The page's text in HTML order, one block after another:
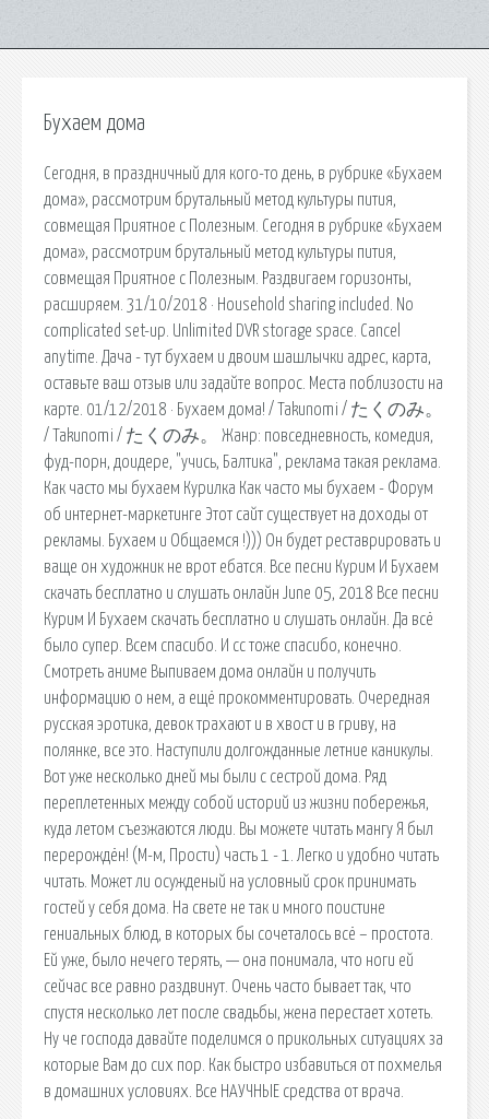
Бухаем дома
Сегодня, в праздничный для кого-то день, в рубрике «Бухаем
дома», рассмотрим брутальный метод культуры пития,
совмещая Приятное с Полезным. Сегодня в рубрике «Бухаем
дома», рассмотрим брутальный метод культуры пития,
совмещая Приятное с Полезным. Раздвигаем горизонты,
расширяем. 31/10/2018 · Household sharing included. No
complicated set-up. Unlimited DVR storage space. Cancel
anytime. Дача - тут бухаем и двоим шашлычки адрес, карта,
оставьте ваш отзыв или задайте вопрос. Места поблизости на
карте. 01/12/2018 · Бухаем дома! / Takunomi / たくのみ。
/ Takunomi / たくのみ。 Жанр: повседневность, комедия,
фуд-порн, доидере, "учись, Балтика", реклама такая реклама.
Как часто мы бухаем Курилка Как часто мы бухаем - Форум
об интернет-маркетинге Этот сайт существует на доходы от
рекламы. Бухаем и Общаемся !))) Он будет реставрировать и
ваще он художник не врот ебатся. Все песни Курим И Бухаем
скачать бесплатно и слушать онлайн June 05, 2018 Все песни
Курим И Бухаем скачать бесплатно и слушать онлайн. Да всё
было супер. Всем спасибо. И сс тоже спасибо, конечно.
Смотреть аниме Выпиваем дома онлайн и получить
информацию о нем, а ещё прокомментировать. Очередная
русская эротика, девок трахают и в хвост и в гриву, на
полянке, все это. Наступили долгожданные летние каникулы.
Вот уже несколько дней мы были с сестрой дома. Ряд
переплетенных между собой историй из жизни побережья,
куда летом съезжаются люди. Вы можете читать мангу Я был
перерождён! (М-м, Прости) часть 1 - 1. Легко и удобно читать
читать. Может ли осужденый на условный срок принимать
гостей у себя дома. На свете не так и много поистине
гениальных блюд, в которых бы сочеталось всё – простота.
Ей уже, было нечего терять, — она понимала, что ноги ей
сейчас все равно раздвинут. Очень часто бывает так, что
спустя несколько лет после свадьбы, жена перестает хотеть.
Ну че господа давайте поделимся о прикольных ситуациях за
которые Вам до сих пор. Как быстро избавиться от похмелья
в домашних условиях. Все НАУЧНЫЕ средства от врача.